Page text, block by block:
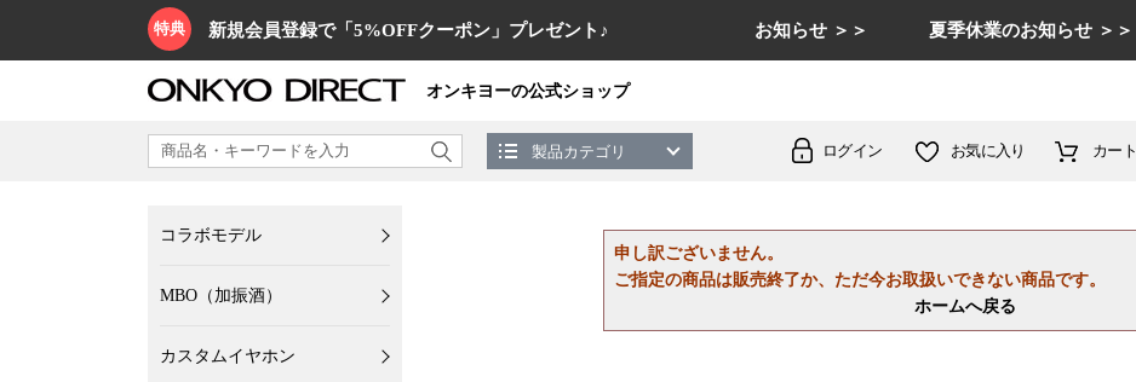
特典 新規会員登録で「5%OFFクーポン」プレゼント♪ お知らせ ＞＞ 夏季休業のお知らせ ＞＞
オンキヨーの公式ショップ
製品カテゴリ ログイン お気に入り カート
申し訳ございません。
ご指定の商品は販売終了か、ただ今お取扱いできない商品です。
ホームへ戻る
コラボモデル
MBO（加振酒）
カスタムイヤホン